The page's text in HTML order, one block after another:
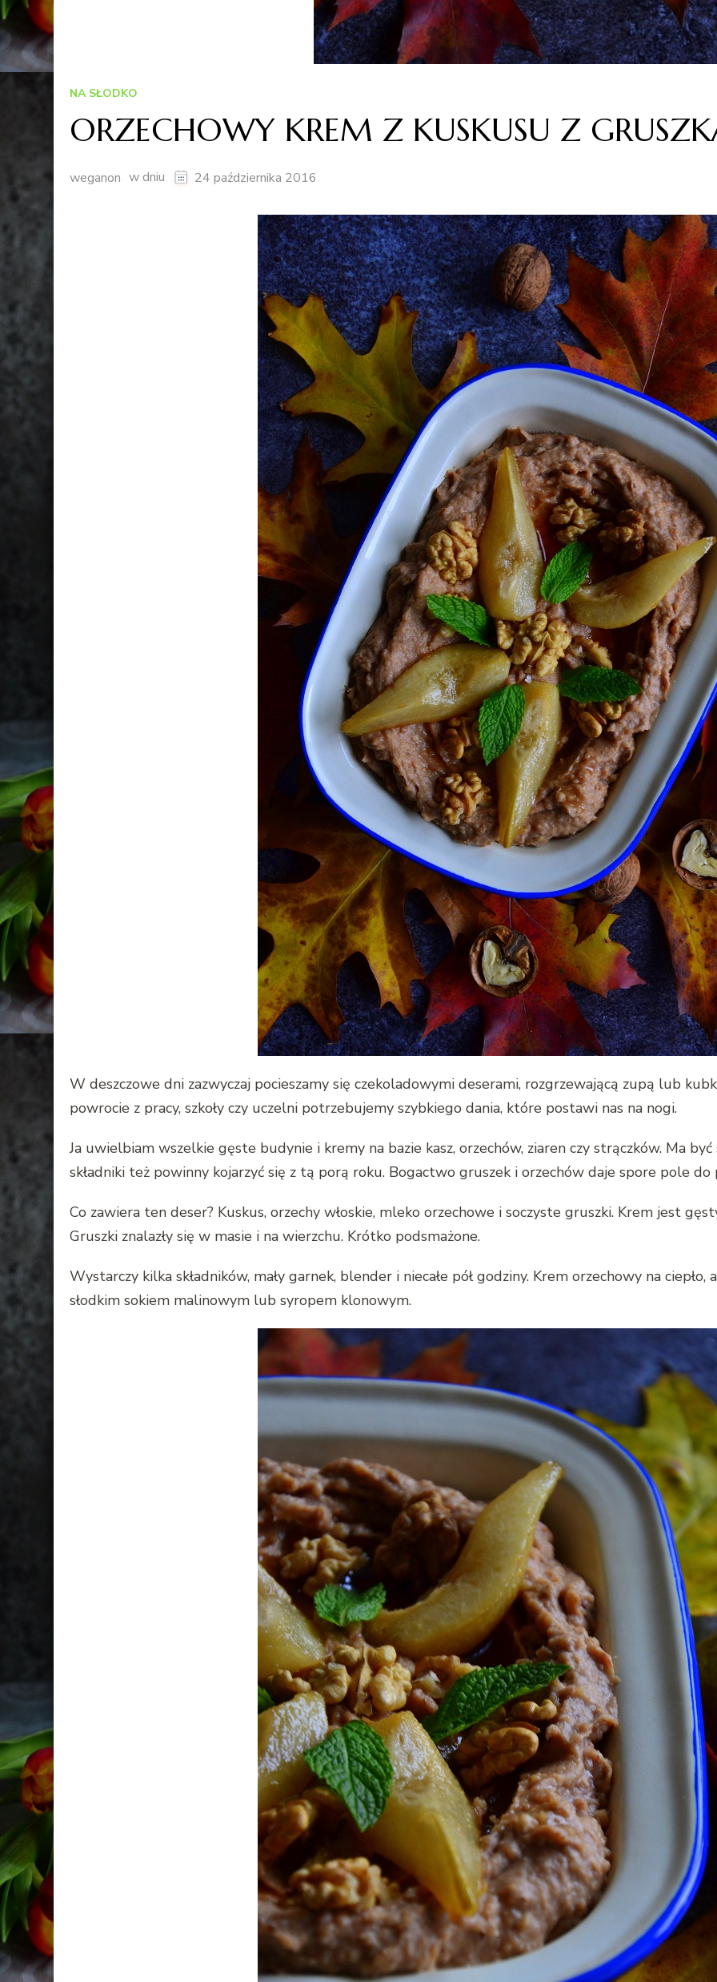
NA SŁODKO
ORZECHOWY KREM Z KUSKUSU Z
weganon w dniu 24 października 2016
W deszczowe dni zazwyczaj pocieszamy się czekoladowymi deserami, rozgrzewającą zupą lub
powrocie z pracy, szkoły czy uczelni potrzebujemy szybkiego dania, które postawi nas na nogi.
Ja uwielbiam wszelkie gęste budynie i kremy na bazie kasz, orzechów, ziaren czy strączków. Ma
składniki też powinny kojarzyć się z tą porą roku. Bogactwo gruszek i orzechów daje spore pole do
Co zawiera ten deser? Kuskus, orzechy włoskie, mleko orzechowe i soczyste gruszki. Krem jest
Gruszki znalazły się w masie i na wierzchu. Krótko podsmażone.
Wystarczy kilka składników, mały garnek, blender i niecałe pół godziny. Krem orzechowy na
słodkim sokiem malinowym lub syropem klonowym.